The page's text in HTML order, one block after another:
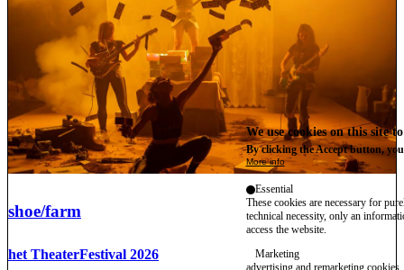
shoe/farm
het TheaterFestival 2026
We use cookies on this site
By clicking the Accept button,
More info
Essential
These cookies are necessary for
technical necessity, only an
access the website.
Marketing
advertising and remarketing cookies,